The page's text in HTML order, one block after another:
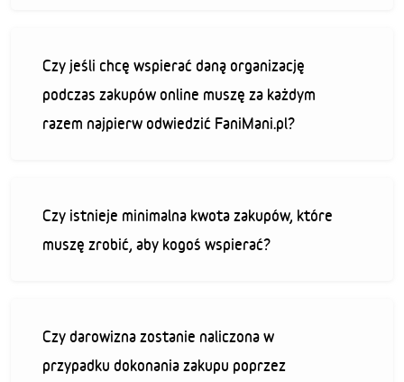
Czy jeśli chcę wspierać daną organizację
podczas zakupów online muszę za każdym
razem najpierw odwiedzić FaniMani.pl?
Czy istnieje minimalna kwota zakupów, które
muszę zrobić, aby kogoś wspierać?
Czy darowizna zostanie naliczona w
przypadku dokonania zakupu poprzez